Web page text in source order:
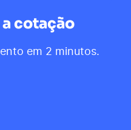
a cotação
em 2 minutos.